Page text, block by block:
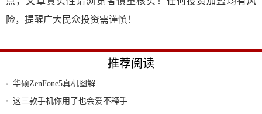
险，提醒广大民众投资需谨慎！
推荐阅读
华硕ZenFone5真机图解
这三款手机你用了也会爱不释手